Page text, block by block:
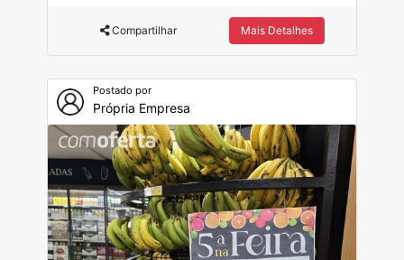
Compartilhar Mais Detalhes
Postado por
Própria Empresa